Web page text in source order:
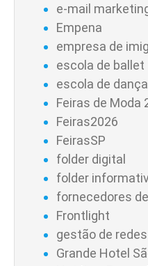
e-mail
Empena
empresa de
escola de ballet
escola de dança
Feiras de Moda
Feiras2026
FeirasSP
folder digital
folder
fornecedores
Frontlight
gestão de
Grande Hotel